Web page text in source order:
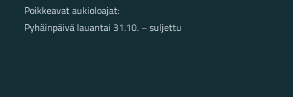
Poikkeavat aukioloajat:
Pyhäinpäivä lauantai 31.10. – suljettu